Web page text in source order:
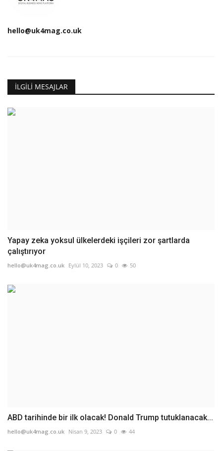
hello@uk4mag.co.uk
İLGILI MESAJLAR
Yapay zeka yoksul ülkelerdeki işçileri zor şartlarda
çalıştırıyor
hello@uk4mag.co.uk Eylül 10, 2023 0 50
ABD tarihinde bir ilk olacak! Donald Trump tutuklanacak...
hello@uk4mag.co.uk Nisan 9, 2023 0 44